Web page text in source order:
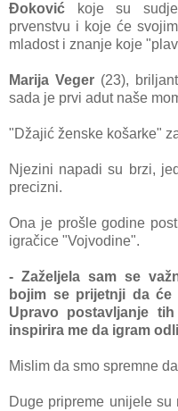
Đoković koje su
prvenstvu i koje će
mladost i znanje koje
Marija Veger (23),
sada je prvi adut naše
"Džajić ženske košarke"
Njezini napadi su brzi,
precizni.
Ona je prošle godine
igračice "Vojvodine".
- Zaželjela sam se
bojim se prijetnji da će
Upravo postavljanje
inspirira me da igram
Mislim da smo spremne
Duge pripreme unijele